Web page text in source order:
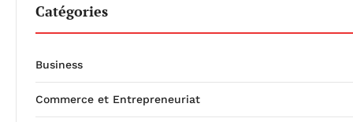
Catégories
Business
Commerce et Entrepreneuriat